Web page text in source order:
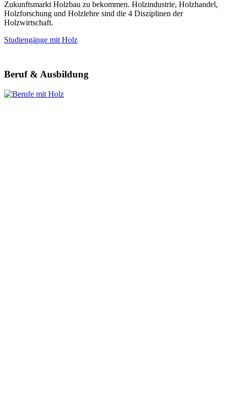
Zukunftsmarkt Holzbau zu bekommen. Holzindustrie, Holzhandel,
Holzforschung und Holzlehre sind die 4 Disziplinen der
Holzwirtschaft.
Studiengänge mit Holz
Beruf & Ausbildung